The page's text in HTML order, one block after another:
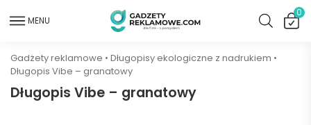
MENU
0
Gadżety reklamowe • Długopisy ekologiczne z nadrukiem •
Długopis Vibe – granatowy
Długopis Vibe – granatowy